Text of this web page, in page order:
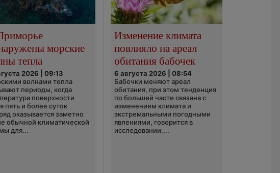
морские
тепла
2026 | 09:13
волнами тепла
периоды, когда
поверхности
пять и более суток
оказывается заметно
обычной климатической
для...
Изменение климата
повлияло на ареал
обитания бабочек
6 августа 2026 | 08:54
Бабочки меняют ареал
обитания, при этом тенденция
по большей части связана с
изменением климата и
экстремальными погодными
явлениями, говорится в
исследовании,...